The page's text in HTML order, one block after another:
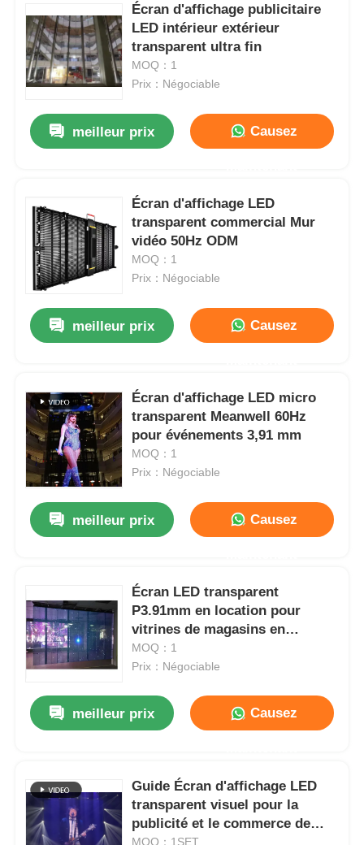
Produits
Vidéos
Spectacle de réalité virtuelle
Visite de l'usine
Nous contacter
Nouvelles
Cas
Écran d'affichage publicitaire
LED intérieur extérieur
transparent ultra fin
MOQ：1
Prix：Négociable
meilleur prix Causez
Écran d'affichage LED
transparent commercial Mur
vidéo 50Hz ODM
MOQ：1
Prix：Négociable
meilleur prix Causez
Écran d'affichage LED micro
transparent Meanwell 60Hz
pour événements 3,91 mm
MOQ：1
Prix：Négociable
meilleur prix Causez
Écran LED transparent
P3.91mm en location pour
vitrines de magasins en
extérieur
MOQ：1
Prix：Négociable
meilleur prix Causez
Guide Écran d'affichage LED
transparent visuel pour la
publicité et le commerce de
détail
MOQ：1SET